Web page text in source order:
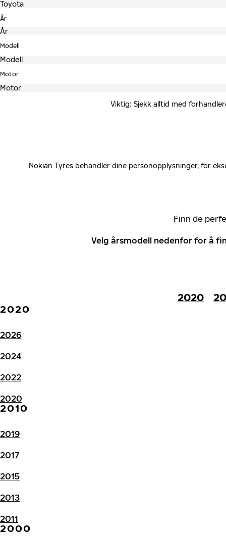
År
Modell
Motor
Viktig: Sjekk alltid med
Nokian Tyres behandler dine personopplysninger, for
Finn de
Velg årsmodell nedenfor for å
2020
2020
2026
2024
2022
2020
2010
2019
2017
2015
2013
2011
2000